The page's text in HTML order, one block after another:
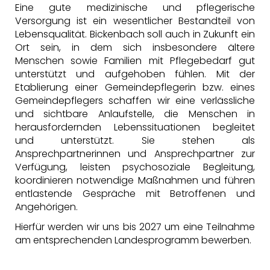
Eine gute medizinische und pflegerische
Versorgung ist ein wesentlicher Bestandteil von
Lebensqualität. Bickenbach soll auch in Zukunft ein
Ort sein, in dem sich insbesondere ältere
Menschen sowie Familien mit Pflegebedarf gut
unterstützt und aufgehoben fühlen. Mit der
Etablierung einer Gemeindepflegerin bzw. eines
Gemeindepflegers schaffen wir eine verlässliche
und sichtbare Anlaufstelle, die Menschen in
herausfordernden Lebenssituationen begleitet
und unterstützt. Sie stehen als
Ansprechpartnerinnen und Ansprechpartner zur
Verfügung, leisten psychosoziale Begleitung,
koordinieren notwendige Maßnahmen und führen
entlastende Gespräche mit Betroffenen und
Angehörigen.
Hierfür werden wir uns bis 2027 um eine Teilnahme
am entsprechenden Landesprogramm bewerben.